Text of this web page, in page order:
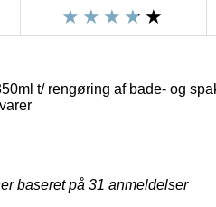
t/ rengøring af bade- og
baseret på 31 anmeldelser